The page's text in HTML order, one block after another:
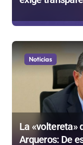
Gobierno
Noticias
La «voltereta»
Arqueros: De